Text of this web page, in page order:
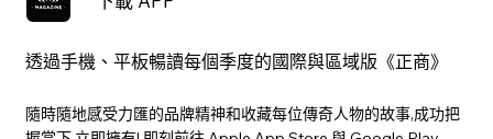
透過手機、平板暢讀每個季度的國際與區域版《正商》
隨時隨地感受力匯的品牌精神和收藏每位傳奇人物的故事,成功把